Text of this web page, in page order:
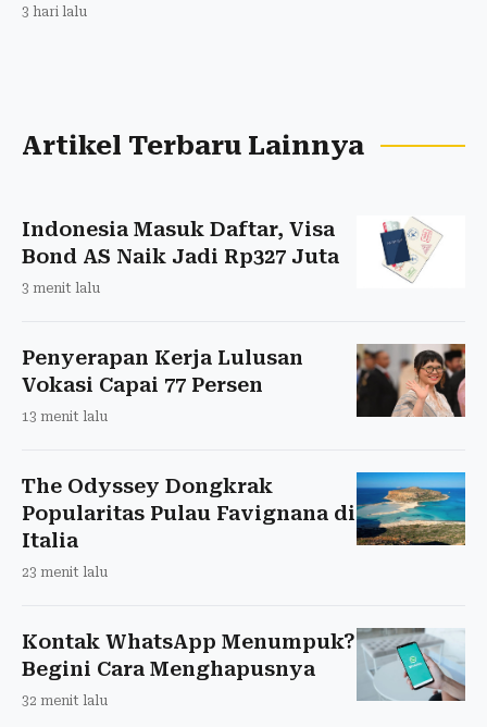
3 hari lalu
Artikel Terbaru Lainnya
Indonesia Masuk Daftar, Visa
Bond AS Naik Jadi Rp327 Juta
3 menit lalu
Penyerapan Kerja Lulusan
Vokasi Capai 77 Persen
13 menit lalu
The Odyssey Dongkrak
Popularitas Pulau Favignana di
Italia
23 menit lalu
Kontak WhatsApp Menumpuk?
Begini Cara Menghapusnya
32 menit lalu